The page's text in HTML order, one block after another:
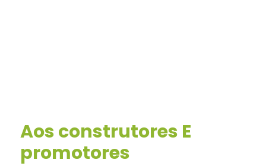
Aos construtores E
promotores